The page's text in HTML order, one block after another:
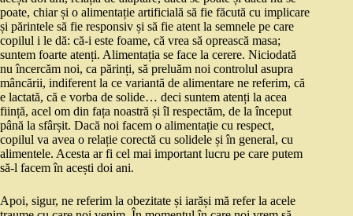
poate, chiar și o alimentație artificială să fie făcută cu implicare
și părintele să fie responsiv și să fie atent la semnele pe care
copilul i le dă: că-i este foame, că vrea să oprească masa;
suntem foarte atenți. Alimentația se face la cerere. Niciodată
nu încercăm noi, ca părinți, să preluăm noi controlul asupra
mâncării, indiferent la ce variantă de alimentare ne referim, că
e lactată, că e vorba de solide… deci suntem atenți la acea
ființă, acel om din fața noastră și îl respectăm, de la început
până la sfârșit. Dacă noi facem o alimentație cu respect,
copilul va avea o relație corectă cu solidele și în general, cu
alimentele. Acesta ar fi cel mai important lucru pe care putem
să-l facem în acești doi ani.
Apoi, sigur, ne referim la obezitate și iarăși mă refer la acele